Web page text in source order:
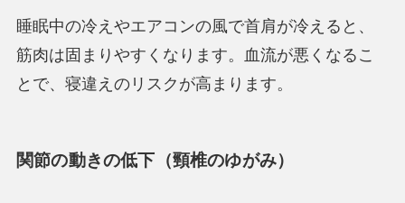
睡眠中の冷えやエアコンの風で首肩が冷えると、
筋肉は固まりやすくなります。血流が悪くなるこ
とで、寝違えのリスクが高まります。
関節の動きの低下（頸椎のゆがみ）